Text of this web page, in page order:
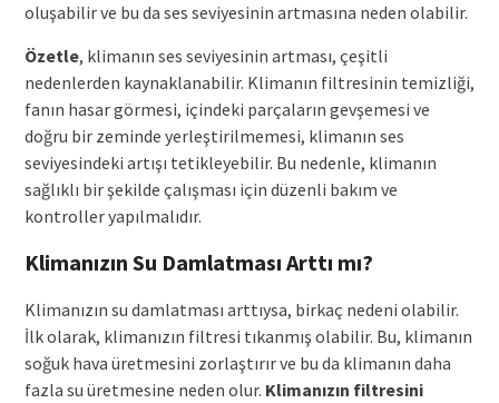
oluşabilir ve bu da ses seviyesinin artmasına neden olabilir.
Özetle, klimanın ses seviyesinin artması, çeşitli
nedenlerden kaynaklanabilir. Klimanın filtresinin temizliği,
fanın hasar görmesi, içindeki parçaların gevşemesi ve
doğru bir zeminde yerleştirilmemesi, klimanın ses
seviyesindeki artışı tetikleyebilir. Bu nedenle, klimanın
sağlıklı bir şekilde çalışması için düzenli bakım ve
kontroller yapılmalıdır.
Klimanızın Su Damlatması Arttı mı?
Klimanızın su damlatması arttıysa, birkaç nedeni olabilir.
İlk olarak, klimanızın filtresi tıkanmış olabilir. Bu, klimanın
soğuk hava üretmesini zorlaştırır ve bu da klimanın daha
fazla su üretmesine neden olur. Klimanızın filtresini